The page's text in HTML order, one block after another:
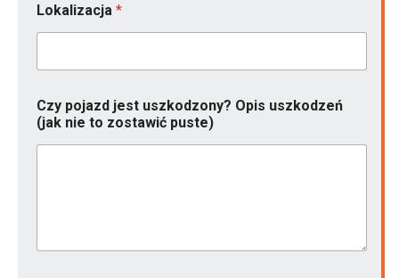
Lokalizacja *
Czy pojazd jest uszkodzony? Opis uszkodzeń
(jak nie to zostawić puste)